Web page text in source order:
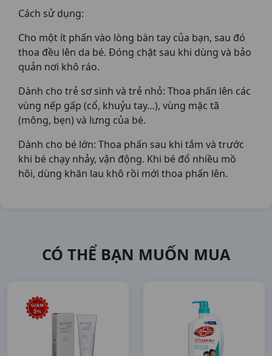
Cách sử dụng:
Cho một ít phấn vào lòng bàn tay của bạn, sau đó
thoa đều lên da bé. Đóng chặt sau khi dùng và bảo
quản nơi khô ráo.
Dành cho trẻ sơ sinh và trẻ nhỏ: Thoa phấn lên các
vùng nếp gấp (cổ, khuỷu tay…), vùng mặc tã
(mông, bẹn) và lưng của bé.
Dành cho bé lớn: Thoa phấn sau khi tắm và trước
khi bé chạy nhảy, vận động. Khi bé đổ nhiều mồ
hôi, dùng khăn lau khô rồi mới thoa phấn lên.
CÓ THỂ BẠN MUỐN MUA